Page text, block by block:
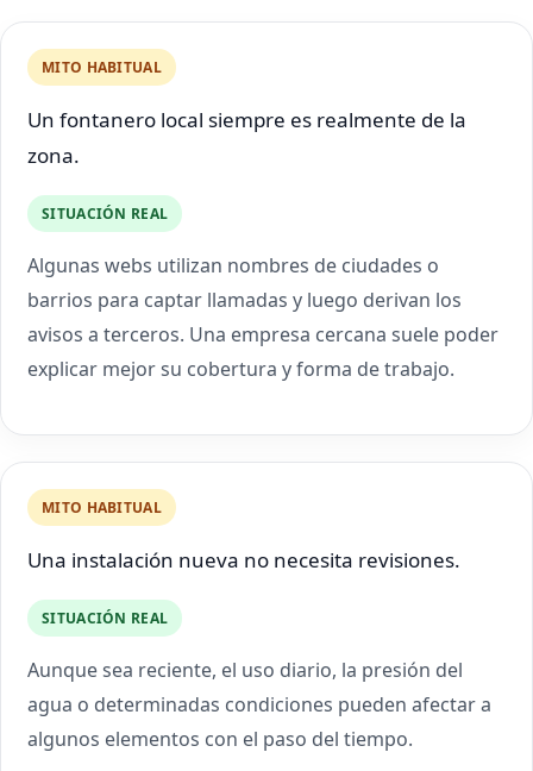
MITO HABITUAL
Un fontanero local siempre es realmente de la
zona.
SITUACIÓN REAL
Algunas webs utilizan nombres de ciudades o
barrios para captar llamadas y luego derivan los
avisos a terceros. Una empresa cercana suele poder
explicar mejor su cobertura y forma de trabajo.
MITO HABITUAL
Una instalación nueva no necesita revisiones.
SITUACIÓN REAL
Aunque sea reciente, el uso diario, la presión del
agua o determinadas condiciones pueden afectar a
algunos elementos con el paso del tiempo.